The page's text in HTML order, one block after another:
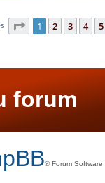
Page 1sur14
1 2 3 4 5
forum
® Forum